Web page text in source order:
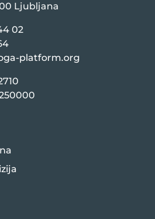
Ljubljana
02
platform.org